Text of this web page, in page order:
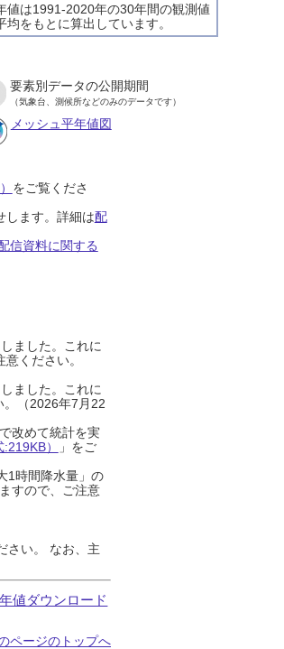
値は1991-2020年の30年間の観測値
均をもとに算出しています。
要素別データの公開期間
（気象台、測候所などのみのデータです）
メッシュ平年値図
をご覧くださ
します。詳細は配
信資料に関する
ました。これに
ください。
ました。これに
。（2026年7月22
改めて統計を実
）
」をご
1時間降水量」の
すので、ご注意
さい。 なお、主
値ダウンロード
ページのトップへ